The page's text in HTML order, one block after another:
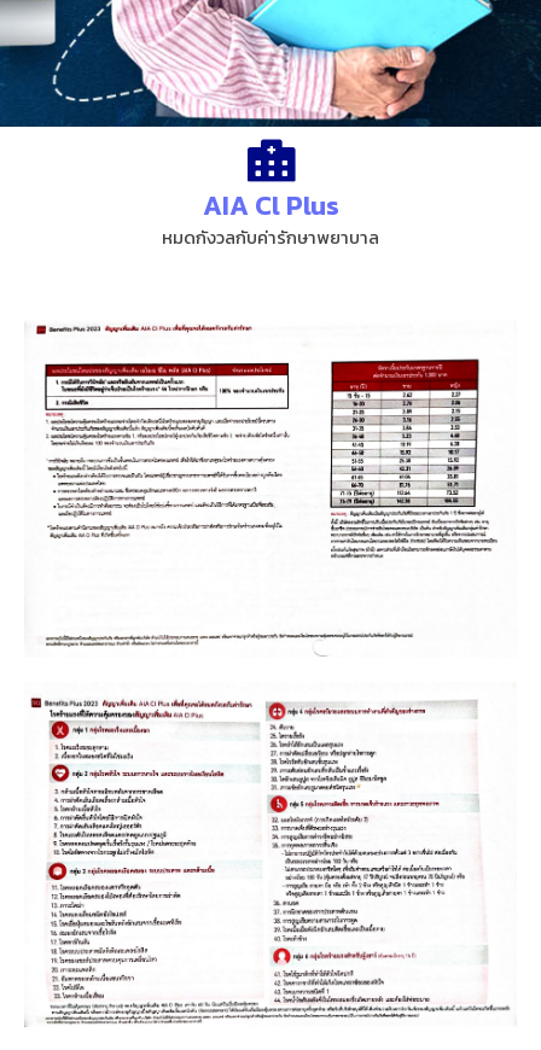
AIA Cl Plus
หมดกังวลกับค่ารักษาพยาบาล